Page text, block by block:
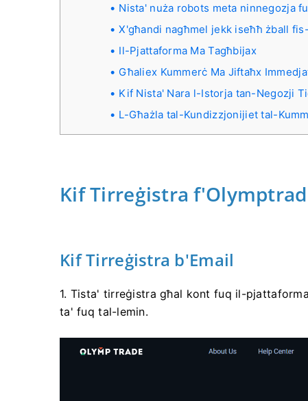
Nista' nuża robots meta ninnegozja
X'għandi nagħmel jekk iseħħ żball
Il-Pjattaforma Ma Tagħbijax
Għaliex Kummerċ Ma Jiftaħx
Kif Nista' Nara l-Istorja tan-Negozji
L-Għażla tal-Kundizzjonijiet tal-
Kif Tirreġistra
Kif Tirreġistra b'Email
1. Tista' tirreġistra għal kont fuq il-
ta' fuq tal-lemin.